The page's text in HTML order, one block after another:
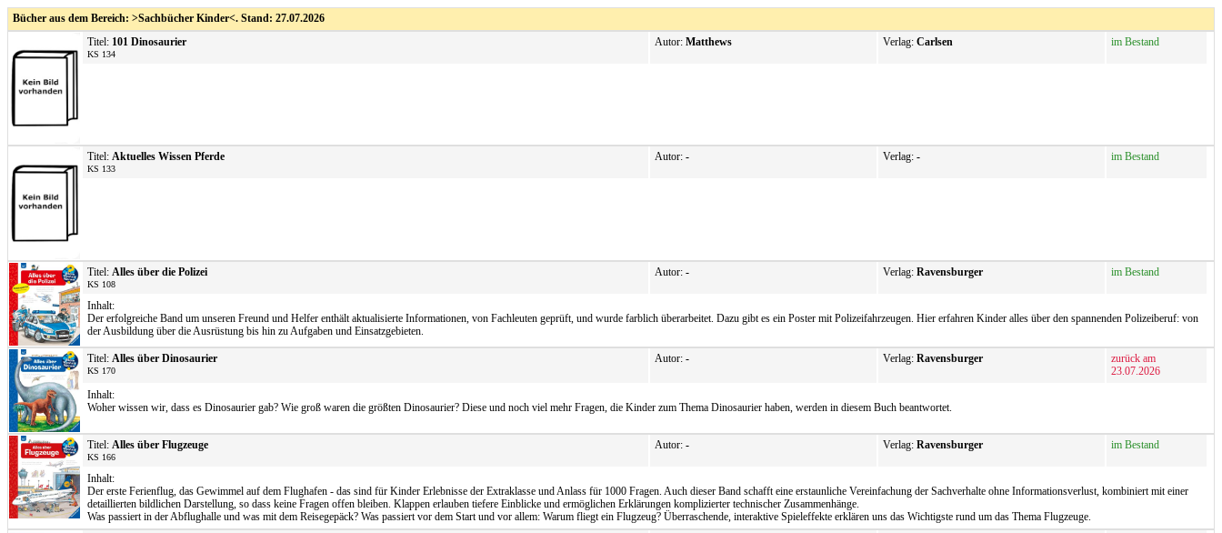
Bücher aus dem Bereich: >Sachbücher Kinder<. Stand: 27.07.2026
Titel: 101 Dinosaurier
KS 134
Autor: Matthews Verlag: Carlsen im Bestand
Titel: Aktuelles Wissen Pferde
KS 133
Autor: - Verlag: - im Bestand
Titel: Alles über die Polizei
KS 108
Autor: - Verlag: Ravensburger im Bestand
Inhalt:
Der erfolgreiche Band um unseren Freund und Helfer enthält aktualisierte Informationen, von Fachleuten geprüft, und wurde farblich überarbeitet. Dazu gibt es ein Poster mit Polizeifahrzeugen. Hier erfahren Kinder alles über den spannenden Polizeiberuf: von
der Ausbildung über die Ausrüstung bis hin zu Aufgaben und Einsatzgebieten.
Titel: Alles über Dinosaurier
KS 170
Autor: - Verlag: Ravensburger
zurück am
23.07.2026
Inhalt:
Woher wissen wir, dass es Dinosaurier gab? Wie groß waren die größten Dinosaurier? Diese und noch viel mehr Fragen, die Kinder zum Thema Dinosaurier haben, werden in diesem Buch beantwortet.
Titel: Alles über Flugzeuge
KS 166
Autor: - Verlag: Ravensburger im Bestand
Inhalt:
Der erste Ferienflug, das Gewimmel auf dem Flughafen - das sind für Kinder Erlebnisse der Extraklasse und Anlass für 1000 Fragen. Auch dieser Band schafft eine erstaunliche Vereinfachung der Sachverhalte ohne Informationsverlust, kombiniert mit einer
detaillierten bildlichen Darstellung, so dass keine Fragen offen bleiben. Klappen erlauben tiefere Einblicke und ermöglichen Erklärungen komplizierter technischer Zusammenhänge.
Was passiert in der Abflughalle und was mit dem Reisegepäck? Was passiert vor dem Start und vor allem: Warum fliegt ein Flugzeug? Überraschende, interaktive Spieleffekte erklären uns das Wichtigste rund um das Thema Flugzeuge.